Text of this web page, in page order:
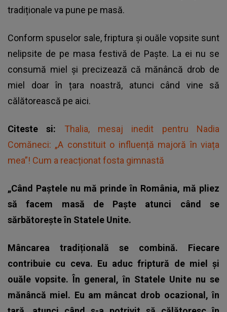
tradiționale va pune pe masă.
Conform spuselor sale, friptura și ouăle vopsite sunt
nelipsite de pe masa festivă de Paște. La ei nu se
consumă miel și precizează că mănâncă drob de
miel doar în țara noastră, atunci când vine să
călătorească pe aici.
Citeste si: Thalia, mesaj inedit pentru Nadia
Comăneci: „A constituit o influență majoră în viața
mea”! Cum a reacționat fosta gimnastă
„Când Paștele nu mă prinde în România, mă pliez
să facem masă de Paște atunci când se
sărbătorește în Statele Unite.
Mâncarea tradițională se combină. Fiecare
contribuie cu ceva. Eu aduc friptură de miel și
ouăle vopsite. În general, în Statele Unite nu se
mănâncă miel. Eu am mâncat drob ocazional, în